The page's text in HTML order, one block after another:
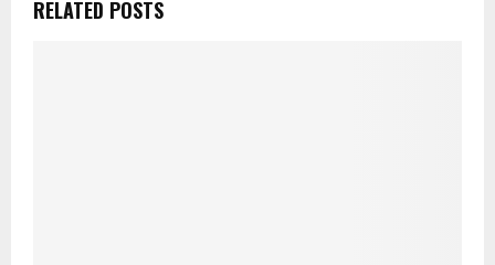
RELATED POSTS